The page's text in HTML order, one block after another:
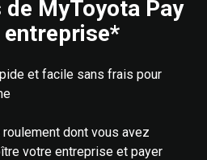
MyToyota Pay
et facile sans frais pour
dont vous avez
votre entreprise et payer